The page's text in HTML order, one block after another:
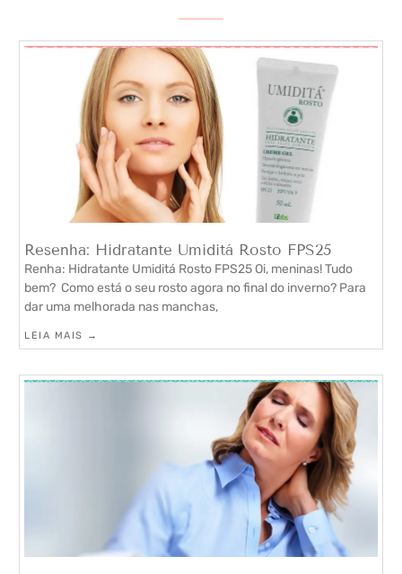
Resenha: Hidratante Umiditá Rosto FPS25
Renha: Hidratante Umiditá Rosto FPS25 Oi, meninas! Tudo
bem? Como está o seu rosto agora no final do inverno? Para
dar uma melhorada nas manchas,
LEIA MAIS →